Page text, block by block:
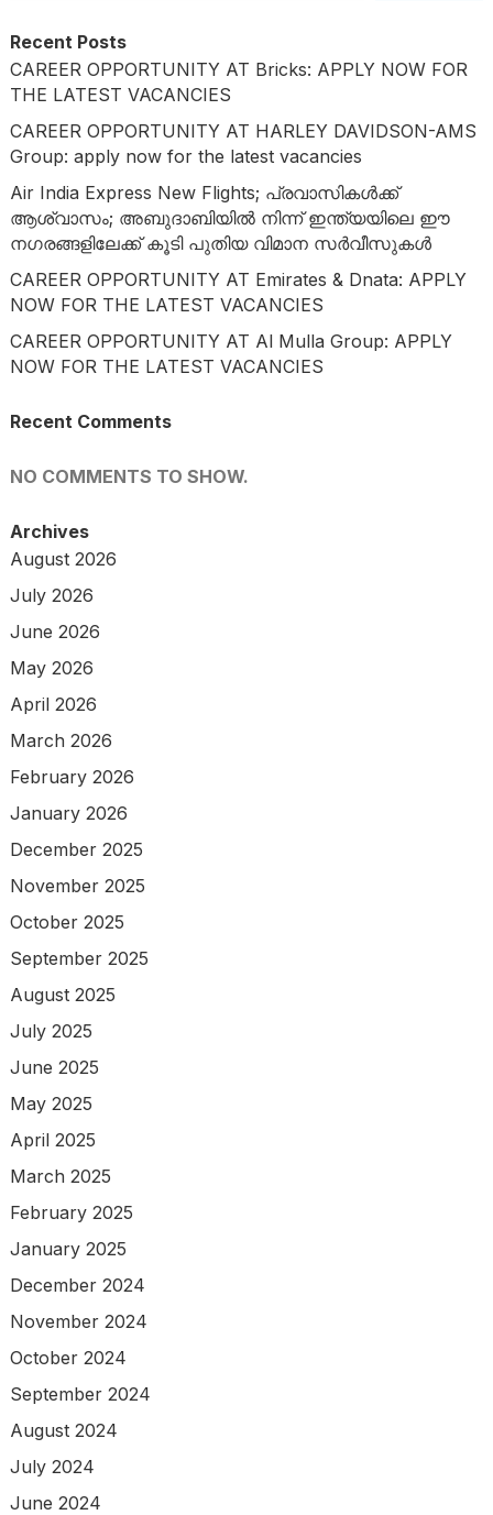
Recent Posts
CAREER OPPORTUNITY AT Bricks: APPLY NOW FOR
THE LATEST VACANCIES
CAREER OPPORTUNITY AT HARLEY DAVIDSON-AMS
Group: apply now for the latest vacancies
Air India Express New Flights; പ്രവാസികൾക്ക്
ആശ്വാസം; അബുദാബിയിൽ നിന്ന് ഇന്ത്യയിലെ ഈ
നഗരങ്ങളിലേക്ക് കൂടി പുതിയ വിമാന സർവീസുകൾ
CAREER OPPORTUNITY AT Emirates & Dnata: APPLY
NOW FOR THE LATEST VACANCIES
CAREER OPPORTUNITY AT Al Mulla Group: APPLY
NOW FOR THE LATEST VACANCIES
Recent Comments
NO COMMENTS TO SHOW.
Archives
August 2026
July 2026
June 2026
May 2026
April 2026
March 2026
February 2026
January 2026
December 2025
November 2025
October 2025
September 2025
August 2025
July 2025
June 2025
May 2025
April 2025
March 2025
February 2025
January 2025
December 2024
November 2024
October 2024
September 2024
August 2024
July 2024
June 2024